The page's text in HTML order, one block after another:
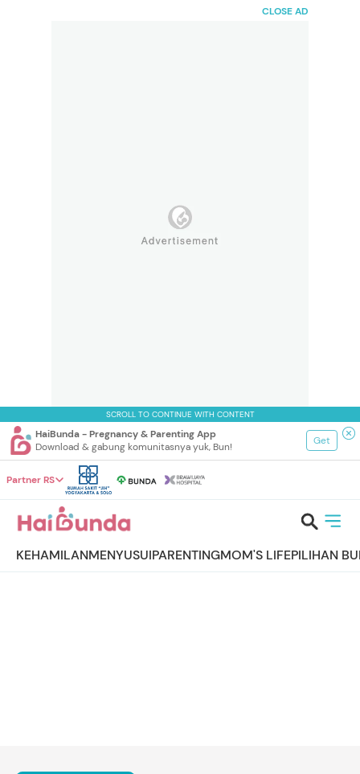
CLOSE AD
SCROLL TO CONTINUE WITH CONTENT
HaiBunda - Pregnancy & Parenting App
Download & gabung komunitasnya yuk, Bun!
Get
Partner RS
KEHAMILANMENYUSUIPARENTINGMOM'S LIFEPILIHAN